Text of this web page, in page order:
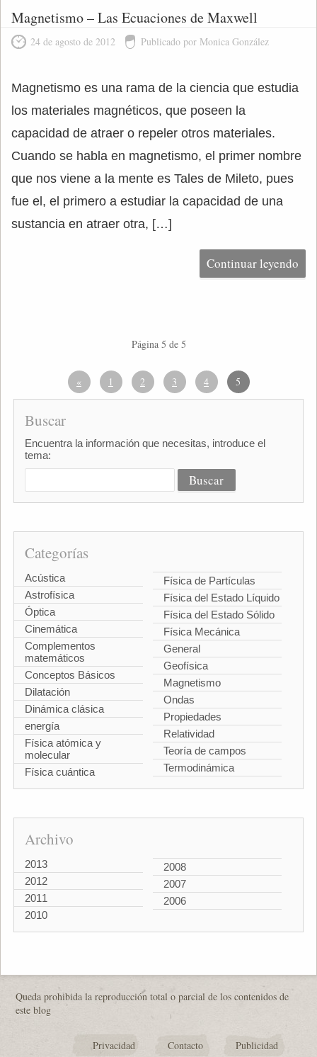
Magnetismo – Las Ecuaciones de Maxwell
24 de agosto de 2012 Publicado por Monica González
Magnetismo es una rama de la ciencia que estudia
los materiales magnéticos, que poseen la
capacidad de atraer o repeler otros materiales.
Cuando se habla en magnetismo, el primer nombre
que nos viene a la mente es Tales de Mileto, pues
fue el, el primero a estudiar la capacidad de una
sustancia en atraer otra, […]
Continuar leyendo
Página 5 de 5
« 1 2 3 4 5
Buscar
Encuentra la información que necesitas, introduce el
tema:
Categorías
Acústica
Astrofísica
Óptica
Cinemática
Complementos
matemáticos
Conceptos Básicos
Dilatación
Dinámica clásica
energía
Física atómica y
molecular
Física cuántica
Física de Partículas
Física del Estado Líquido
Física del Estado Sólido
Física Mecánica
General
Geofísica
Magnetismo
Ondas
Propiedades
Relatividad
Teoría de campos
Termodinámica
Archivo
2013
2012
2011
2010
2008
2007
2006
Queda prohibida la reproducción total o parcial de los contenidos de
este blog
Privacidad Contacto Publicidad